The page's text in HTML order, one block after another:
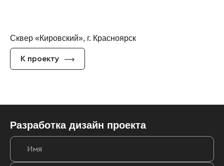
Сквер «Кировский», г. Красноярск
К проекту
Разработка дизайн проекта